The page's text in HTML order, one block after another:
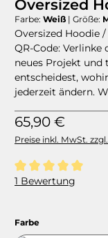
Oversized
Farbe: Weiß | Größe:
Oversized Hoodie
QR-Code:
neues Projekt und
entscheidest,
jederzeit ändern.
Regulärer Preis:
65,90 €
Preise inkl. MwSt.
Durchschnittliche
1 Bewertung
Farbeauswählen